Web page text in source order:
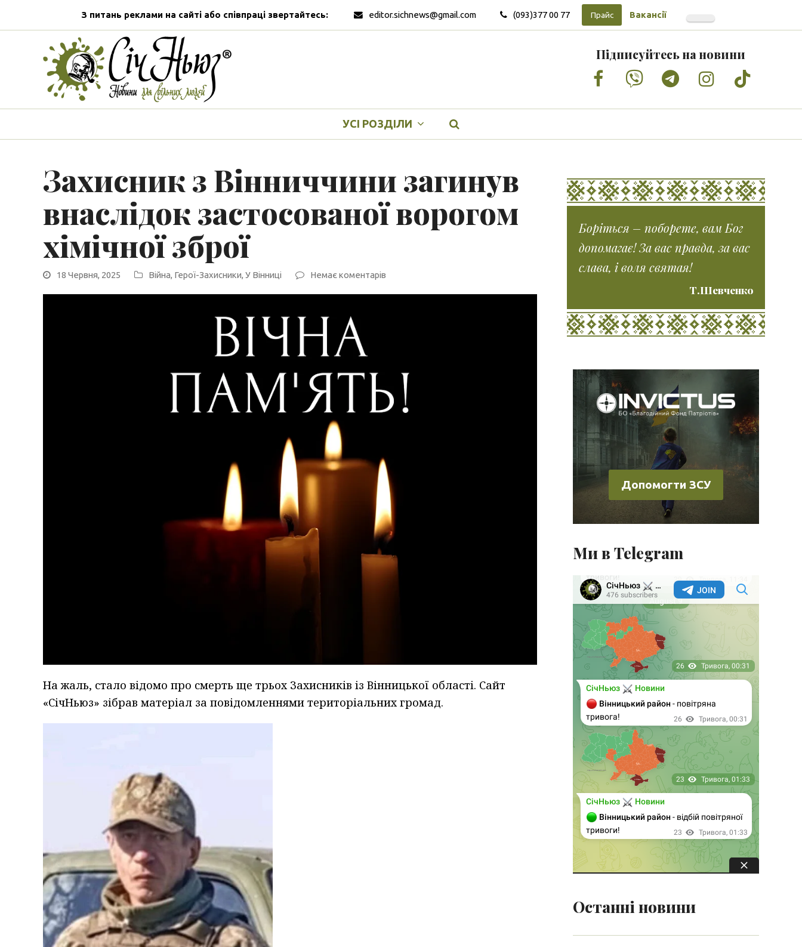
З питань реклами на сайті або співпраці звертайтесь: editor.sichnews@gmail.com (093)377 00 77 Прайс Вакансії
Підписуйтесь на новини
Facebook
VimeoTumblrInstagram
Tiktok
УСІ РОЗДІЛИ
Захисник з Вінниччини загинув
внаслідок застосованої ворогом
хімічної зброї
18 Червня, 2025 Війна, Герої-Захисники, У Вінниці Немає коментарів
На жаль, стало відомо про смерть ще трьох Захисників із Вінницької області. Сайт
«СічНьюз» зібрав матеріал за повідомленнями територіальних громад.
Боріться – поборете, вам Бог
допомагає! За вас правда, за вас
слава, і воля святая!
Т.Шевченко
Допомогти ЗСУ
Ми в Telegram
Останні новини